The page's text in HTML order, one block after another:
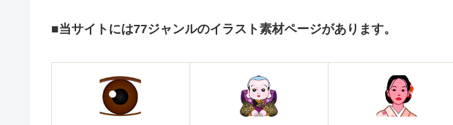
■当サイトには77ジャンルのイラスト素材ページがあります。